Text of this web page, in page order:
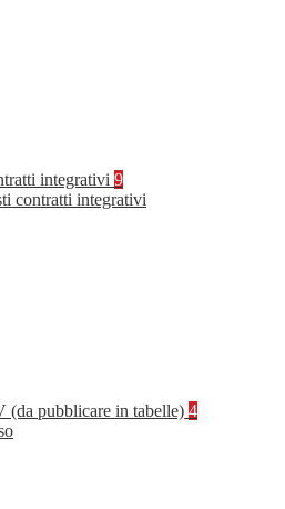
integrativi 9
contratti integrativi
(da pubblicare in tabelle) 4